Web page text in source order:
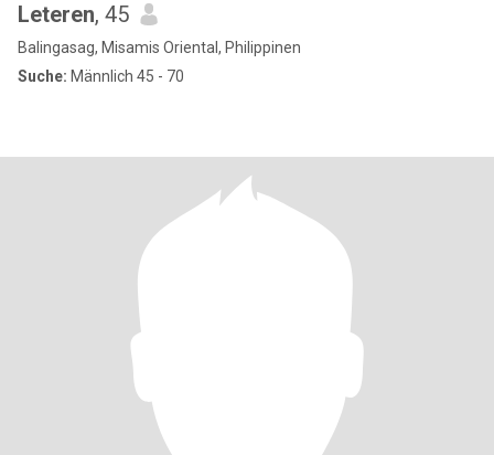
Leteren, 45
Balingasag, Misamis Oriental, Philippinen
Suche: Männlich 45 - 70